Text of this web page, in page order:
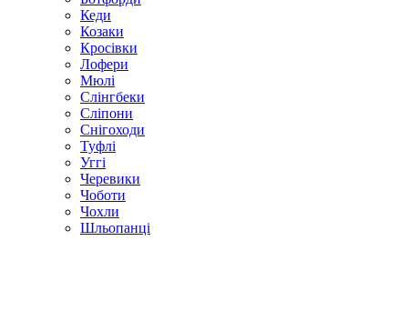
Кеди
Козаки
Кросівки
Лофери
Мюлі
Слінгбеки
Сліпони
Снігоходи
Туфлі
Уггі
Черевики
Чоботи
Чохли
Шльопанці